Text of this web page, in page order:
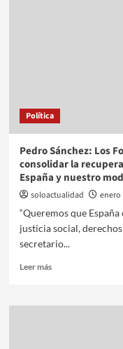
Política
Pedro Sánchez: Los
consolidar la
España y nuestro
soloactualidad enero
“Queremos que
justicia social,
secretario...
Leer más